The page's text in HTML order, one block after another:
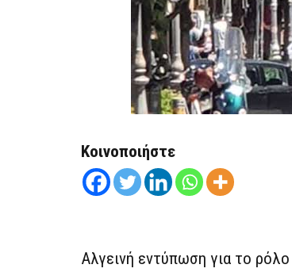
Κοινοποιήστε
Αλγεινή εντύπωση για το